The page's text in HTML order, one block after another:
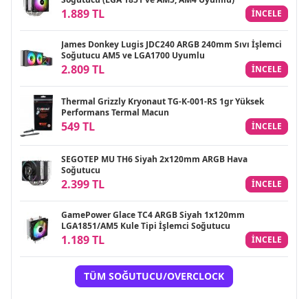
1.889 TL INCELE
James Donkey Lugis JDC240 ARGB 240mm Sıvı İşlemci
Soğutucu AM5 ve LGA1700 Uyumlu
2.809 TL INCELE
Thermal Grizzly Kryonaut TG-K-001-RS 1gr Yüksek
Performans Termal Macun
549 TL INCELE
SEGOTEP MU TH6 Siyah 2x120mm ARGB Hava
Soğutucu
2.399 TL INCELE
GamePower Glace TC4 ARGB Siyah 1x120mm
LGA1851/AM5 Kule Tipi İşlemci Soğutucu
1.189 TL INCELE
TÜM SOĞUTUCU/OVERCLOCK